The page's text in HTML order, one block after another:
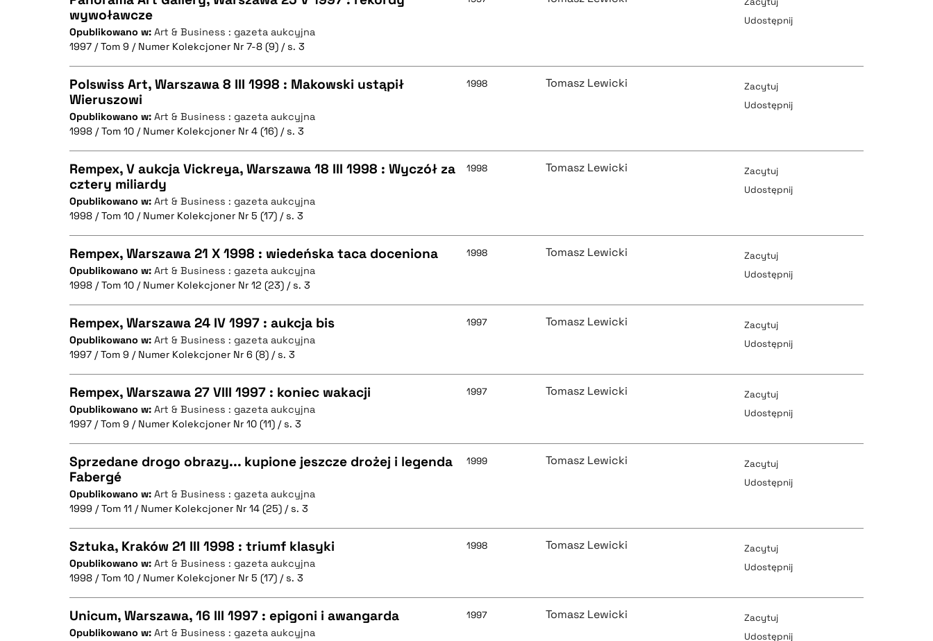
BIBTEX
pobierz cytat
CZYSTY TEKST
pobierz cytat
BIBTEX
wywoławcze
Opublikowano w: Art & Business : gazeta aukcyjna
1997 / Tom 9 / Numer Kolekcjoner Nr 7-8 (9) / s. 3
Udostępnij
CZYSTY TEKST
pobierz cytat
BIBTEX
Polswiss Art, Warszawa 8 III 1998 : Makowski ustąpił
Wieruszowi
Opublikowano w: Art & Business : gazeta aukcyjna
1998 / Tom 10 / Numer Kolekcjoner Nr 4 (16) / s. 3
1998 Tomasz Lewicki
Zacytuj
Udostępnij
CZYSTY TEKST
pobierz cytat
BIBTEX
pobierz cytat
Rempex, V aukcja Vickreya, Warszawa 18 III 1998 : Wyczół za
cztery miliardy
Opublikowano w: Art & Business : gazeta aukcyjna
1998 / Tom 10 / Numer Kolekcjoner Nr 5 (17) / s. 3
1998 Tomasz Lewicki
Zacytuj
Udostępnij
CZYSTY TEKST
pobierz cytat
BIBTEX
pobierz cytat
Rempex, Warszawa 21 X 1998 : wiedeńska taca doceniona
Opublikowano w: Art & Business : gazeta aukcyjna
1998 / Tom 10 / Numer Kolekcjoner Nr 12 (23) / s. 3
1998 Tomasz Lewicki
Zacytuj
Udostępnij
CZYSTY TEKST
pobierz cytat
BIBTEX
pobierz cytat
Rempex, Warszawa 24 IV 1997 : aukcja bis
Opublikowano w: Art & Business : gazeta aukcyjna
1997 / Tom 9 / Numer Kolekcjoner Nr 6 (8) / s. 3
1997 Tomasz Lewicki
Zacytuj
Udostępnij
CZYSTY TEKST
pobierz cytat
BIBTEX
pobierz cytat
Rempex, Warszawa 27 VIII 1997 : koniec wakacji
Opublikowano w: Art & Business : gazeta aukcyjna
1997 / Tom 9 / Numer Kolekcjoner Nr 10 (11) / s. 3
1997 Tomasz Lewicki
Zacytuj
Udostępnij
CZYSTY TEKST
pobierz cytat
BIBTEX
pobierz cytat
Sprzedane drogo obrazy... kupione jeszcze drożej i legenda
Fabergé
Opublikowano w: Art & Business : gazeta aukcyjna
1999 / Tom 11 / Numer Kolekcjoner Nr 14 (25) / s. 3
1999 Tomasz Lewicki
Zacytuj
Udostępnij
CZYSTY TEKST
pobierz cytat
Sztuka, Kraków 21 III 1998 : triumf klasyki
Opublikowano w: Art & Business : gazeta aukcyjna
1998 / Tom 10 / Numer Kolekcjoner Nr 5 (17) / s. 3
1998 Tomasz Lewicki
Zacytuj
Udostępnij
Unicum, Warszawa, 16 III 1997 : epigoni i awangarda
Opublikowano w: Art & Business : gazeta aukcyjna
1997 Tomasz Lewicki
Zacytuj
Udostępnij